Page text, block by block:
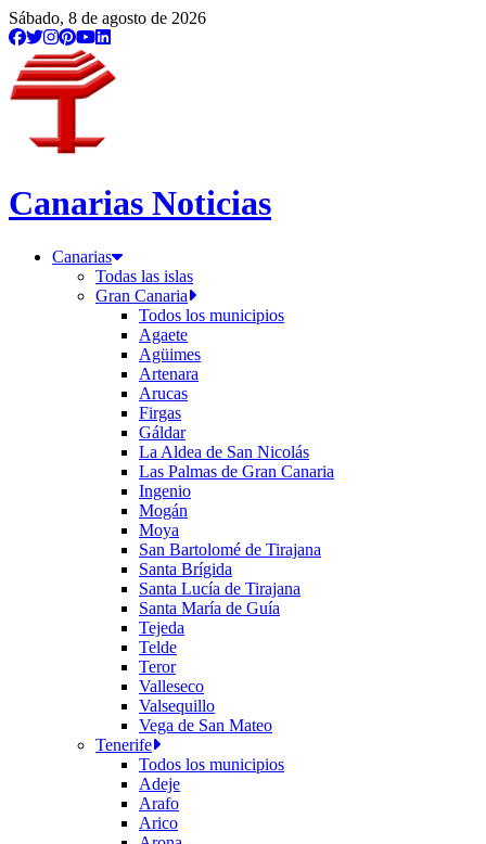
Sábado, 8 de agosto de 2026
Canarias Noticias
Canarias
Todas las islas
Gran Canaria
Todos los municipios
Agaete
Agüimes
Artenara
Arucas
Firgas
Gáldar
La Aldea de San Nicolás
Las Palmas de Gran Canaria
Ingenio
Mogán
Moya
San Bartolomé de Tirajana
Santa Brígida
Santa Lucía de Tirajana
Santa María de Guía
Tejeda
Telde
Teror
Valleseco
Valsequillo
Vega de San Mateo
Tenerife
Todos los municipios
Adeje
Arafo
Arico